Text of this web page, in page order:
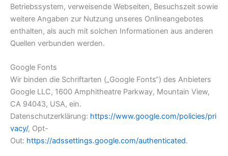
Betriebssystem, verweisende Webseiten, Besuchszeit sowie
weitere Angaben zur Nutzung unseres Onlineangebotes
enthalten, als auch mit solchen Informationen aus anderen
Quellen verbunden werden.
Google Fonts
Wir binden die Schriftarten („Google Fonts“) des Anbieters
Google LLC, 1600 Amphitheatre Parkway, Mountain View,
CA 94043, USA, ein.
Datenschutzerklärung: https://www.google.com/policies/pri
vacy/, Opt-
Out: https://adssettings.google.com/authenticated.